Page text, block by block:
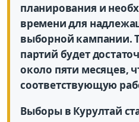
планирования и
времени для
выборной кампании.
партий будет
около пяти месяцев,
соответствующую
Выборы в Курултай